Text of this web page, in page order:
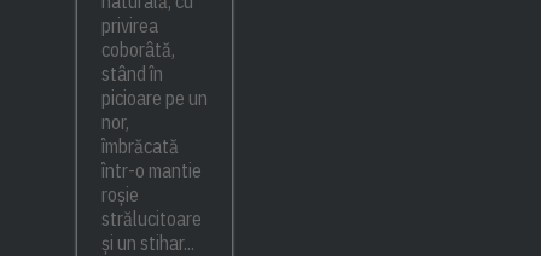
privirea
coborâtă,
stând în
picioare pe un
nor,
îmbrăcată
într-o mantie
roșie
strălucitoare
și un stihar...